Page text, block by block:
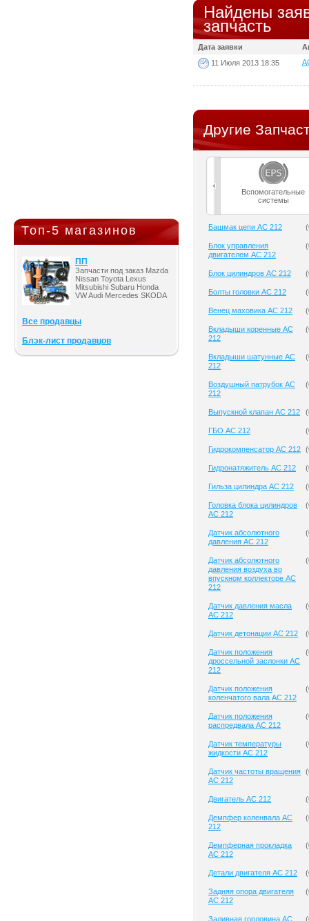
Топ-5 магазинов
ПП
Запчасти под заказ Mazda
Nissan Toyota Lexus
Mitsubishi Subaru Honda
VW Audi Mercedes SKODA
Все продавцы
Блэк-лист продавцов
Найдены
запчасть
Дата заявки
11 Июля 2013 18:35
Другие
Вспомогательные
системы
Башмак цепи AC 212 (
Блок управления
двигателем AC 212
(
Блок цилиндров AC 212 (
Болты головки AC 212 (
Венец маховика AC 212 (
Вкладыши коренные AC
212
(
Вкладыши шатунные AC
212
(
Воздушный патрубок AC
212
(
Выпускной клапан AC 212 (
ГБО AC 212 (
Гидрокомпенсатор AC 212 (
Гидронатяжитель AC 212 (
Гильза цилиндра AC 212 (
Головка блока цилиндров
AC 212
(
Датчик абсолютного
давления AC 212
(
Датчик абсолютного
давления воздуха во
впускном коллекторе AC
212
(
Датчик давления масла
AC 212
(
Датчик детонации AC 212 (
Датчик положения
дроссельной заслонки AC
212
(
Датчик положения
коленчатого вала AC 212
(
Датчик положения
распредвала AC 212
(
Датчик температуры
жидкости AC 212
(
Датчик частоты вращения
AC 212
(
Двигатель AC 212 (
Демпфер коленвала AC
212
(
Демпферная прокладка
AC 212
(
Детали двигателя AC 212 (
Задняя опора двигателя
AC 212
(
Заливная горловина AC
(